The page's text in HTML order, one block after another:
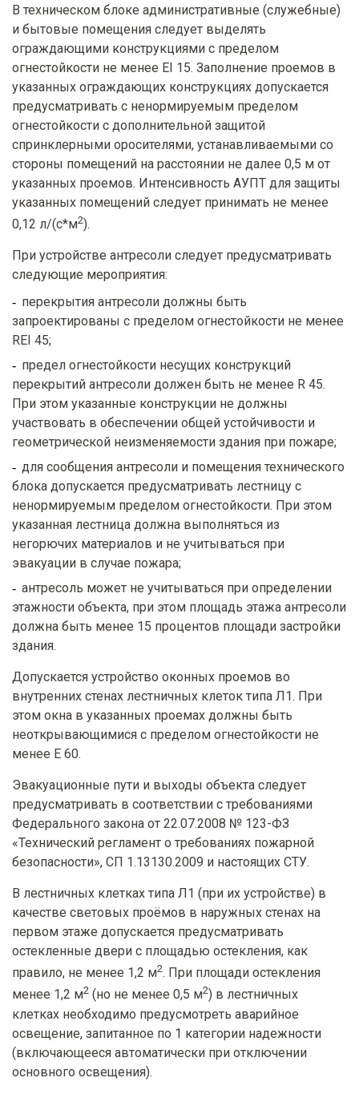
В техническом блоке административные (служебные)
и бытовые помещения следует выделять
ограждающими конструкциями с пределом
огнестойкости не менее EI 15. Заполнение проемов в
указанных ограждающих конструкциях допускается
предусматривать с ненормируемым пределом
огнестойкости с дополнительной защитой
спринклерными оросителями, устанавливаемыми со
стороны помещений на расстоянии не далее 0,5 м от
указанных проемов. Интенсивность АУПТ для защиты
указанных помещений следует принимать не менее
0,12 л/(с*м2).
При устройстве антресоли следует предусматривать
следующие мероприятия:
перекрытия антресоли должны быть
запроектированы с пределом огнестойкости не менее
REI 45;
предел огнестойкости несущих конструкций
перекрытий антресоли должен быть не менее R 45.
При этом указанные конструкции не должны
участвовать в обеспечении общей устойчивости и
геометрической неизменяемости здания при пожаре;
для сообщения антресоли и помещения технического
блока допускается предусматривать лестницу с
ненормируемым пределом огнестойкости. При этом
указанная лестница должна выполняться из
негорючих материалов и не учитываться при
эвакуации в случае пожара;
антресоль может не учитываться при определении
этажности объекта, при этом площадь этажа антресоли
должна быть менее 15 процентов площади застройки
здания.
Допускается устройство оконных проемов во
внутренних стенах лестничных клеток типа Л1. При
этом окна в указанных проемах должны быть
неоткрывающимися с пределом огнестойкости не
менее Е 60.
Эвакуационные пути и выходы объекта следует
предусматривать в соответствии с требованиями
Федерального закона от 22.07.2008 № 123-ФЗ
«Технический регламент о требованиях пожарной
безопасности», СП 1.13130.2009 и настоящих СТУ.
В лестничных клетках типа Л1 (при их устройстве) в
качестве световых проёмов в наружных стенах на
первом этаже допускается предусматривать
остекленные двери с площадью остекления, как
правило, не менее 1,2 м2. При площади остекления
менее 1,2 м2 (но не менее 0,5 м2) в лестничных
клетках необходимо предусмотреть аварийное
освещение, запитанное по 1 категории надежности
(включающееся автоматически при отключении
основного освещения).